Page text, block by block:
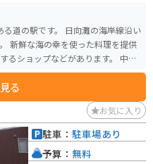
日向灘の海岸線沿い
新鮮な海の幸を使った料理を提供
るショップなどがあります。 中で
」を使ったスイーツは人気です。
して有名なサンビーチ一ツ葉があ
、道の駅
で安心です。 海岸線沿いの道路
道の駅 つの は、雄大な太平洋を
ことができるスポットです。
る
お気に入り
駐車： 駐車場あり
予算： 無料